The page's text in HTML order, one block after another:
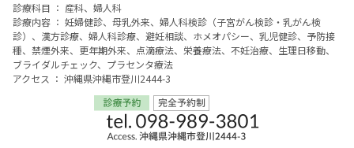
診療科目 ： 産科、婦人科
診療内容 ： 妊婦健診、母乳外来、婦人科検診（子宮がん検診・乳がん検
診）、漢方診療、婦人科診療、避妊相談、ホメオパシー、乳児健診、予防接
種、禁煙外来、更年期外来、点滴療法、栄養療法、不妊治療、生理日移動、
ブライダルチェック、プラセンタ療法
アクセス ： 沖縄県沖縄市登川2444-3